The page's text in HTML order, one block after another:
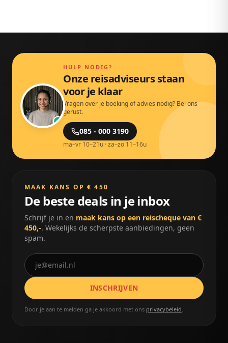
HULP NODIG?
Onze reisadviseurs staan
voor je klaar
Vragen over je boeking of advies nodig? Bel ons
gerust.
085 - 000 3190
ma–vr 10–21u · za–zo 11–16u
MAAK KANS OP € 450
De beste deals in je inbox
Schrijf je in en maak kans op een reischeque van €
450,-. Wekelijks de scherpste aanbiedingen, geen
spam.
INSCHRIJVEN
Door je aan te melden ga je akkoord met ons privacybeleid.